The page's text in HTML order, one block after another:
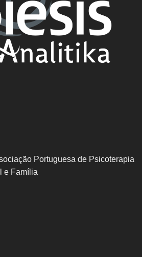
Portuguesa de Psicoterapia
e Família